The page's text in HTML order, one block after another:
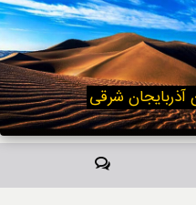
آذربایجان شرقی
دیدگاه‌ها